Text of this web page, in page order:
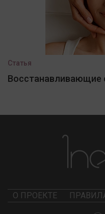
Статья
Восстанавливающие
О ПРОЕКТЕ